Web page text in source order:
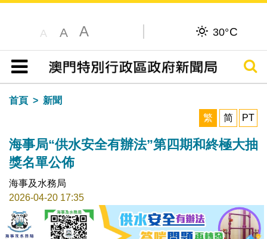
A A A 30°C
目錄
搜尋
首頁
新聞
繁
简 PT
海事局“供水安全有辦法”第四期和終極大抽
獎名單公佈
海事及水務局
2026-04-20 17:35